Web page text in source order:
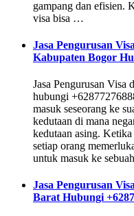
gampang dan efisien.
visa bisa …
Jasa Pengurusan
Kabupaten Bogor
Jasa Pengurusan
hubungi
masuk seseorang ke
kedutaan di mana
kedutaan asing.
setiap orang
untuk masuk ke
Jasa Pengurusan
Barat Hubungi